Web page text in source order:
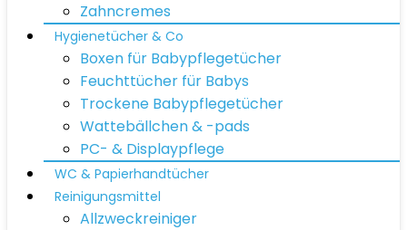
Zahncremes
Hygienetücher & Co
Boxen für Babypflegetücher
Feuchttücher für Babys
Trockene Babypflegetücher
Wattebällchen & -pads
PC- & Displaypflege
WC & Papierhandtücher
Reinigungsmittel
Allzweckreiniger